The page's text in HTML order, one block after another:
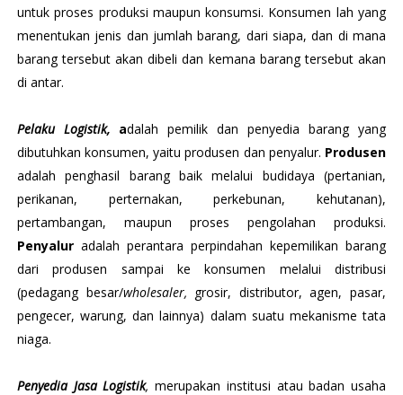
untuk proses produksi maupun konsumsi. Konsumen lah yang
menentukan jenis dan jumlah barang, dari siapa, dan di mana
barang tersebut akan dibeli dan kemana barang tersebut akan
di antar.
Pelaku Logistik,adalah pemilik dan penyedia barang yang
dibutuhkan konsumen, yaitu produsen dan penyalur. Produsen
adalah penghasil barang baik melalui budidaya (pertanian,
perikanan, perternakan, perkebunan, kehutanan),
pertambangan, maupun proses pengolahan produksi.
Penyaluradalah perantara perpindahan kepemilikan barang
dari produsen sampai ke konsumen melalui distribusi
(pedagang besar/wholesaler, grosir, distributor, agen, pasar,
pengecer, warung, dan lainnya) dalam suatu mekanisme tata
niaga.
Penyedia Jasa Logistik, merupakan institusi atau badan usaha